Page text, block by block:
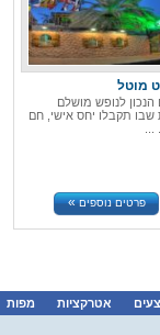
מוטל
הנכון לנופש מושלם
שבו תקבלו יחס אישי, חם
פרטים נוספים»
אטרקציות מפות